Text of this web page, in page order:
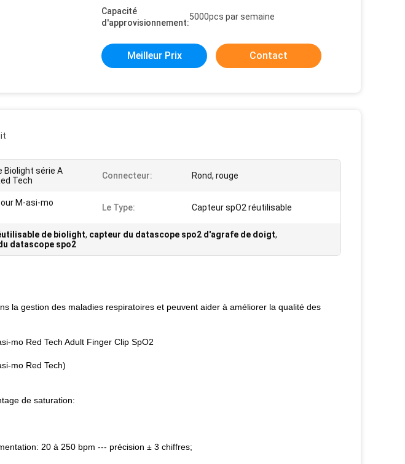
Capacité
d'approvisionnement:
5000pcs par semaine
Meilleur Prix Contact
Biolight série A
Tech
Connecteur: Rond, rouge
M-asi-mo
Le Type: Capteur spO2 réutilisable
de biolight, capteur du datascope spo2 d'agrafe de doigt,
datascope spo2
la gestion des maladies respiratoires et peuvent aider à améliorer la qualité des
mo Red Tech Adult Finger Clip SpO2
mo Red Tech)
de saturation:
20 à 250 bpm --- précision ± 3 chiffres;